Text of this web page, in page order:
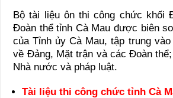
Bộ tài liệu ôn thi công chức khối
Đoàn thể tỉnh Cà Mau được biên
của Tỉnh ủy Cà Mau, tập trung
về Đảng, Mặt trận và các Đoàn
Nhà nước và pháp luật.
Tài liệu thi công chức tỉnh Cà